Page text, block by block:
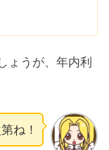
ょうが、年内利
ね！